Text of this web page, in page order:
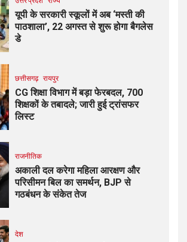
यूपी के सरकारी स्कूलों में अब ‘मस्ती की
पाठशाला’, 22 अगस्त से शुरू होगा बैगलेस
डे
छत्तीसगढ़ रायपुर
CG शिक्षा विभाग में बड़ा फेरबदल, 700
शिक्षकों के तबादले; जारी हुई ट्रांसफर
लिस्ट
राजनीतिक
अकाली दल करेगा महिला आरक्षण और
परिसीमन बिल का समर्थन, BJP से
गठबंधन के संकेत तेज
देश